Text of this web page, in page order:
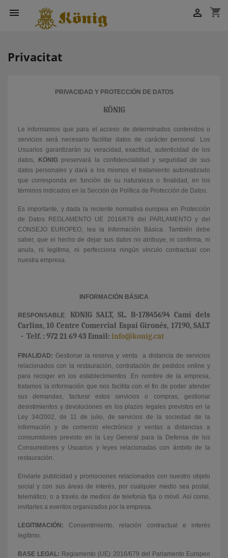
 shopping_cart

Privacitat
PRIVACIDAD Y PROTECCIÓN DE DATOS
KÖNIG
Le informamos que para el acceso de determinados contenidos o
servicios será necesario facilitar datos de carácter personal. Los
Usuarios garantizarán su veracidad, exactitud, autenticidad de los
datos, KÖNIG preservará la confidencialidad y seguridad de sus
datos personales y dará a los mismos el tratamiento automatizado
que corresponda en función de su naturaleza o finalidad, en los
términos indicados en la Sección de Política de Protección de Datos.
Es importante, y dada la reciente normativa europea en Protección
de Datos REGLAMENTO UE 2016/679 del PARLAMENTO y del
CONSEJO EUROPEO, lea la Información Básica. También debe
saber, que el hecho de dejar sus datos no atribuye, ni confirma, ni
anula, ni legitima, ni perfecciona ningún vínculo contractual con
nuestra empresa.
INFORMACIÓN BÁSICA
RESPONSABLE: KONIG SALT, SL. B-17845694 Camí dels
Carlins, 10 Centre Comercial Espai Gironés, 17190, SALT
- Telf. : 972 21 69 43 Email: info@konig.cat
FINALIDAD: Gestionar la reserva y venta
a distancia de servicios
relacionados con la restauración, contratación de pedidos online y
para recoger en los establecimientos .En nombre de la empresa,
tratamos la información que nos facilita con el fin de poder atender
sus demandas, facturar estos servicios o compras, gestionar
desistimientos y devoluciones en los plazos legales previstos en la
Ley 34/2002, de 11 de julio, de servicios de la sociedad de la
información y de comercio electrónico y ventas a distancias a
consumidores previsto en la Ley General para la Defensa de los
Consumidores y Usuarios y leyes relacionadas con ámbito de la
restauración.
Enviarle publicidad y promociones relacionados con nuestro objeto
social y con sus áreas de interés, por cualquier medio sea postal,
telemático; o a través de medios de telefonía fija o móvil. Así como,
invitarles a eventos organizados por la empresa.
LEGITIMACIÓN: Consentimiento, relación contractual e interés
legítimo.
BASE LEGAL: Reglamento (UE) 2016/679 del Parlamento Europeo